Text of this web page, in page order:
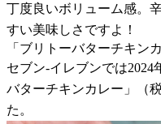
丁度良いボリューム感。
すい美味しさですよ！
「ブリトーバターチキン
セブン-イレブンでは2024
バターチキンカレー」（
た。